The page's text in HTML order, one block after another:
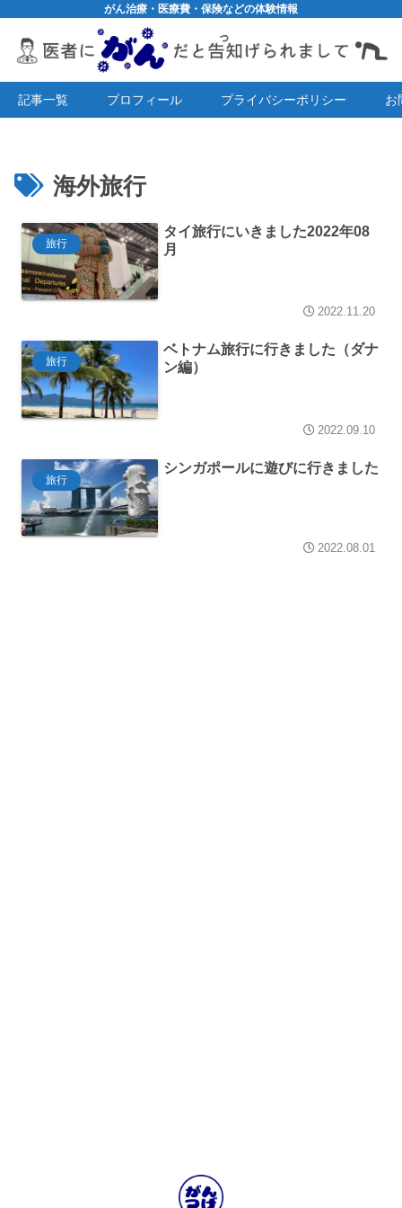
がん治療・医療費・保険などの体験情報
記事一覧 プロフィール プライバシーポリシー お
海外旅行
旅行
タイ旅行にいきました2022年08
月
2022.11.20
旅行
ベトナム旅行に行きました（ダナ
ン編）
2022.09.10
旅行
シンガポールに遊びに行きました
2022.08.01